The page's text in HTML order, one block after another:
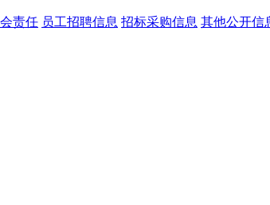
责任 员工招聘信息 招标采购信息 其他公开信